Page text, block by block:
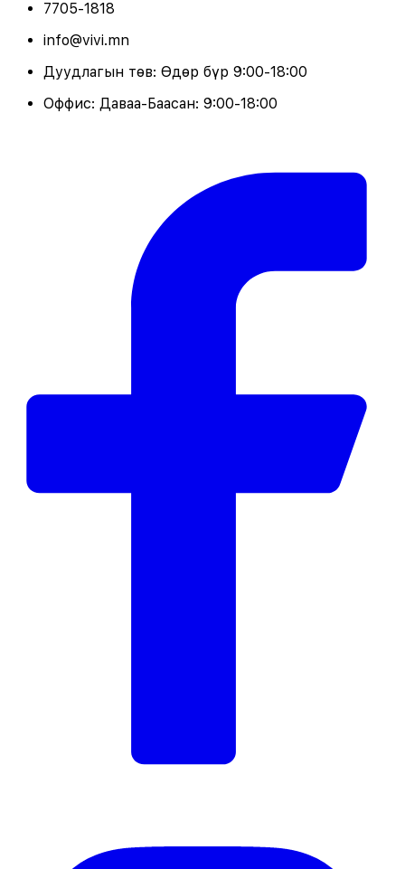
7705-1818
info@vivi.mn
Дуудлагын төв: Өдөр бүр 9:00-18:00
Оффис: Даваа-Баасан: 9:00-18:00